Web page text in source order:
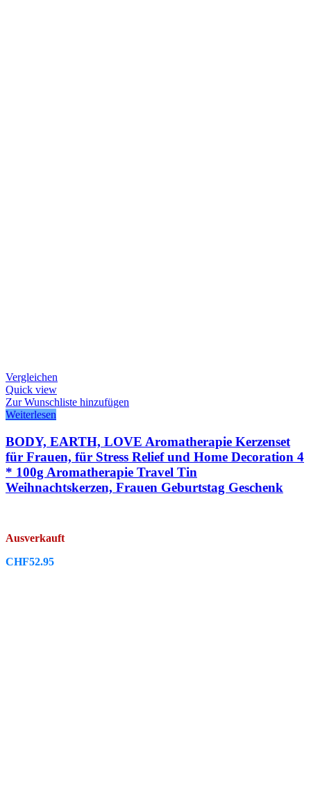
Vergleichen
Quick view
Zur Wunschliste hinzufügen
Weiterlesen
BODY, EARTH, LOVE Aromatherapie Kerzenset
für Frauen, für Stress Relief und Home Decoration 4
* 100g Aromatherapie Travel Tin
Weihnachtskerzen, Frauen Geburtstag Geschenk
Ausverkauft
CHF52.95